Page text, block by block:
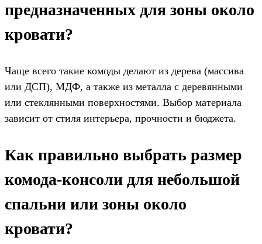
предназначенных для зоны около
кровати?
Чаще всего такие комоды делают из дерева (массива
или ДСП), МДФ, а также из металла с деревянными
или стеклянными поверхностями. Выбор материала
зависит от стиля интерьера, прочности и бюджета.
Как правильно выбрать размер
комода-консоли для небольшой
спальни или зоны около
кровати?